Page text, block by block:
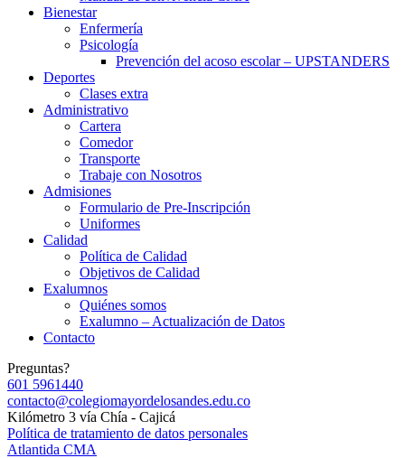
Bienestar
Enfermería
Psicología
Prevención del acoso escolar – UPSTANDERS
Deportes
Clases extra
Administrativo
Cartera
Comedor
Transporte
Trabaje con Nosotros
Admisiones
Formulario de Pre-Inscripción
Uniformes
Calidad
Política de Calidad
Objetivos de Calidad
Exalumnos
Quiénes somos
Exalumno – Actualización de Datos
Contacto
Preguntas?
601 5961440
contacto@colegiomayordelosandes.edu.co
Kilómetro 3 vía Chía - Cajicá
Política de tratamiento de datos personales
Atlantida CMA